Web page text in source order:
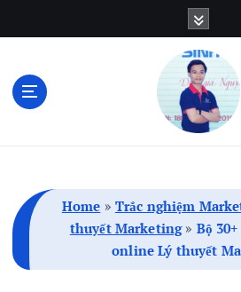
Home » Trắc nghiệm
thuyết Marketing» Bộ
online Lý thuyết